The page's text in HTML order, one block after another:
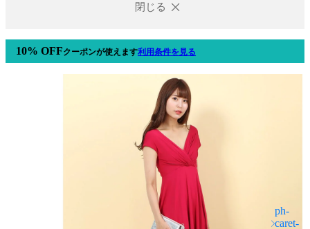
閉じる
10% OFFクーポンが使えます利用条件を見る